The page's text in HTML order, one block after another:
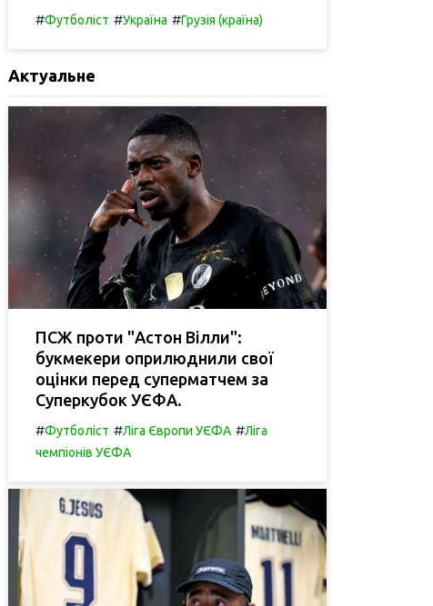
#Футболіст #Україна #Грузія (країна)
Актуальне
ПСЖ проти "Астон Вілли":
букмекери оприлюднили свої
оцінки перед суперматчем за
Суперкубок УЄФА.
#Футболіст #Ліга Європи УЄФА #Ліга
чемпіонів УЄФА